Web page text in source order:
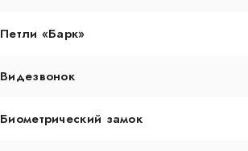
Петли «Барк»
Видезвонок
Биометрический замок